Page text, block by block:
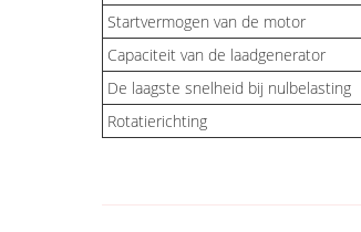
Startvermogen van de motor
Capaciteit van de laadgenerator
De laagste snelheid bij nulbelasting
Rotatierichting